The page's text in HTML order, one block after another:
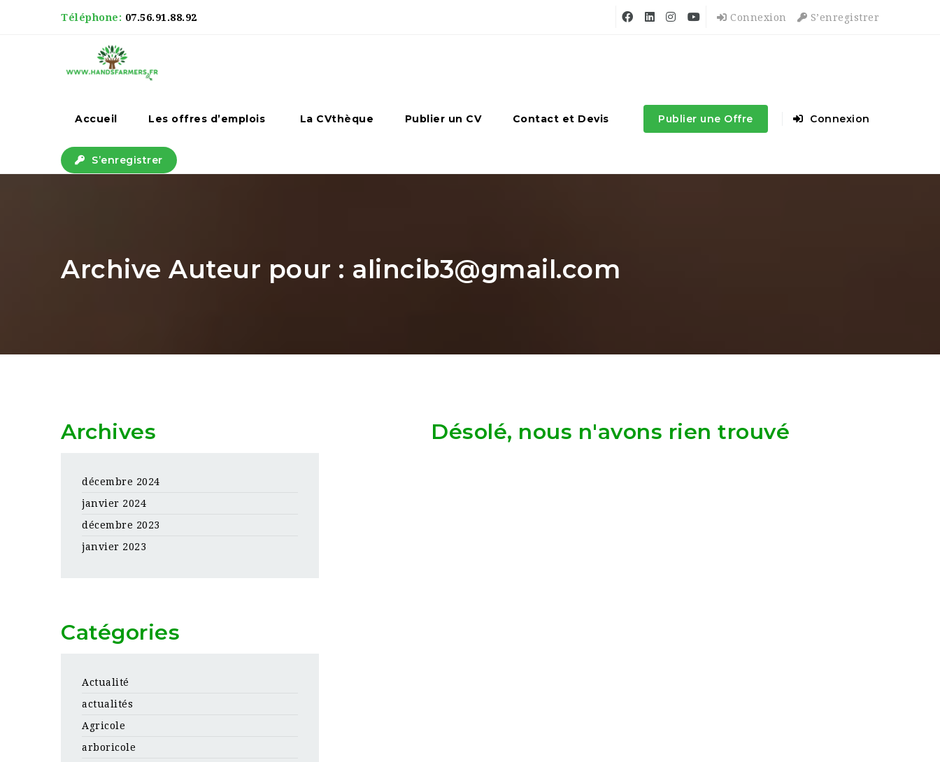
Téléphone: 07.56.91.88.92 Connexion S’enregistrer
Accueil Les offres d’emplois La CVthèque Publier un CV Contact et Devis Publier une Offre Connexion
S’enregistrer
Archive Auteur pour : alincib3@gmail.com
Désolé, nous n'avons rien trouvé
Archives
décembre 2024
janvier 2024
décembre 2023
janvier 2023
Catégories
Actualité
actualités
Agricole
arboricole